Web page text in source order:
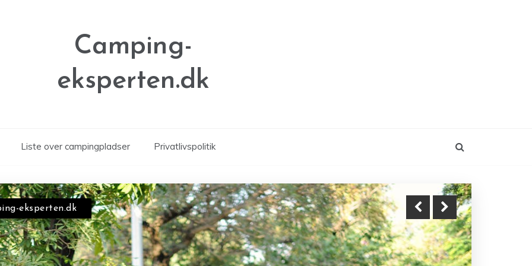
Camping-
eksperten.dk
Liste over campingpladser Privatlivspolitik
eksperten.dk